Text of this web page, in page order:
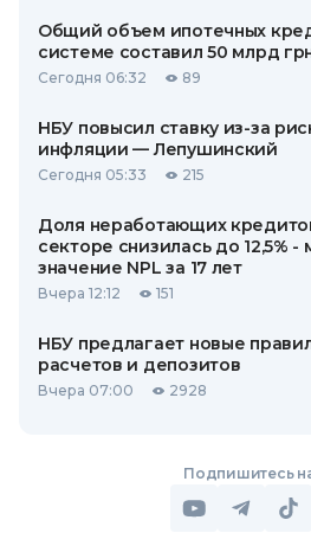
Общий объем ипотечных
системе составил 50 млрд
Сегодня 06:32 89
НБУ повысил ставку из-за
инфляции — Лепушинский
Сегодня 05:33 215
Доля неработающих
секторе снизилась до 12,5%
значение NPL за 17 лет
Вчера 12:12 151
НБУ предлагает новые
расчетов и депозитов
Вчера 07:00 2928
Подпишитесь